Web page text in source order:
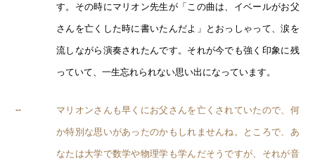
す。その時にマリオン先生が「この曲は、イベールがお父
さんを亡くした時に書いたんだよ」とおっしゃって、涙を
流しながら演奏されたんです。それが今でも強く印象に残
っていて、一生忘れられない思い出になっています。
-- マリオンさんも早くにお父さんを亡くされていたので、何
か特別な思いがあったのかもしれませんね。ところで、あ
なたは大学で数学や物理学も学んだそうですが、それが音